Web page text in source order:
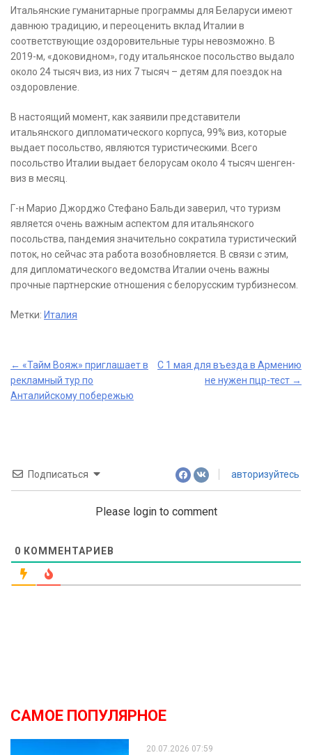
Итальянские гуманитарные программы для Беларуси имеют
давнюю традицию, и переоценить вклад Италии в
соответствующие оздоровительные туры невозможно. В
2019-м, «доковидном», году итальянское посольство выдало
около 24 тысяч виз, из них 7 тысяч – детям для поездок на
оздоровление.
В настоящий момент, как заявили представители
итальянского дипломатического корпуса, 99% виз, которые
выдает посольство, являются туристическими. Всего
посольство Италии выдает белорусам около 4 тысяч шенген-
виз в месяц.
Г-н Марио Джорджо Стефано Бальди заверил, что туризм
является очень важным аспектом для итальянского
посольства, пандемия значительно сократила туристический
поток, но сейчас эта работа возобновляется. В связи с этим,
для дипломатического ведомства Италии очень важны
прочные партнерские отношения с белорусским турбизнесом.
Метки: Италия
Post
navigation
← «Тайм Вояж» приглашает в
рекламный тур по
Анталийскому побережью
С 1 мая для въезда в Армению
не нужен пцр-тест →
Подписаться авторизуйтесь
Please login to comment
0 КОММЕНТАРИЕВ
САМОЕ ПОПУЛЯРНОЕ
20.07.2026 07:59